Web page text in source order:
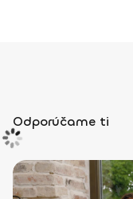
Odporúčame ti